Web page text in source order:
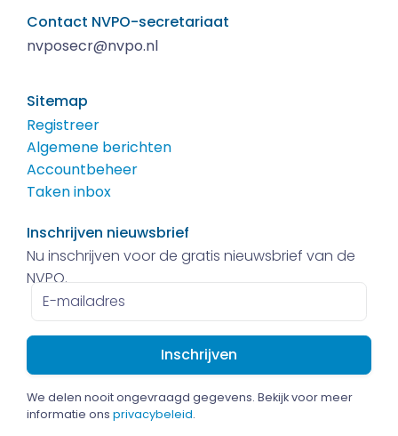
Contact NVPO-secretariaat
nvposecr@nvpo.nl
Sitemap
Registreer
Algemene berichten
Accountbeheer
Taken inbox
Inschrijven nieuwsbrief
Nu inschrijven voor de gratis nieuwsbrief van de
NVPO.
E-
mailadres
We delen nooit ongevraagd gegevens. Bekijk voor meer
informatie ons privacybeleid.